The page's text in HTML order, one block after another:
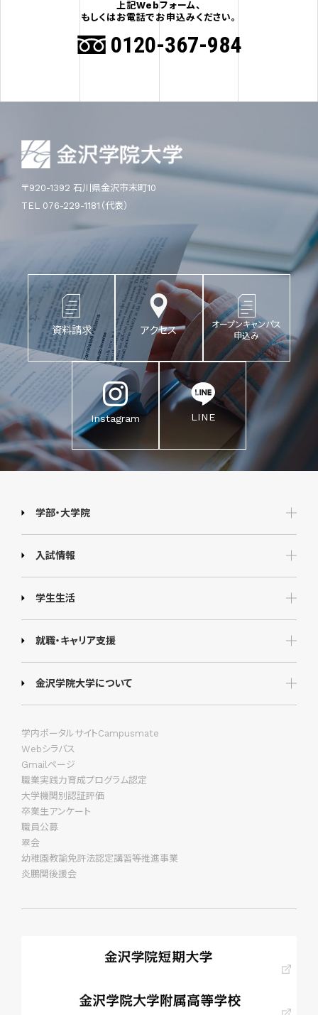
上記Webフォーム、
もしくはお電話でお申込みください。
0120-367-984
〒920-1392 石川県金沢市末町10
TEL 076-229-1181（代表）
資料請求 アクセス
オープンキャンパス
申込み
Instagram LINE
学部・大学院
入試情報
学生生活
就職・キャリア支援
金沢学院大学について
学内ポータルサイトCampusmate
Webシラバス
Gmailページ
職業実践力育成プログラム認定
大学機関別認証評価
卒業生アンケート
職員公募
翠会
幼稚園教諭免許法認定講習等推進事業
炎鵬関後援会